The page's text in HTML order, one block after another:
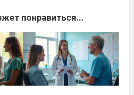
понравиться...